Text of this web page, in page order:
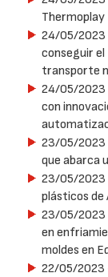
Thermoplay
24/05/2023
conseguir
transporte
24/05/2023
con
23/05/2023
que abarca
23/05/2023
plásticos de
23/05/2023
en
moldes en
22/05/2023